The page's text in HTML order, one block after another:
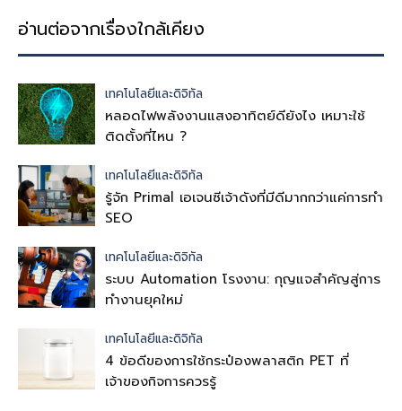
อ่านต่อจากเรื่องใกล้เคียง
เทคโนโลยีและดิจิทัล
หลอดไฟพลังงานแสงอาทิตย์ดียังไง เหมาะใช้
ติดตั้งที่ไหน ?
เทคโนโลยีและดิจิทัล
รู้จัก Primal เอเจนซีเจ้าดังที่มีดีมากกว่าแค่การทำ
SEO
เทคโนโลยีและดิจิทัล
ระบบ Automation โรงงาน: กุญแจสำคัญสู่การ
ทำงานยุคใหม่
เทคโนโลยีและดิจิทัล
4 ข้อดีของการใช้กระป๋องพลาสติก PET ที่
เจ้าของกิจการควรรู้